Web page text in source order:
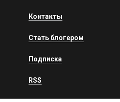
Контакты
Стать блогером
Подписка
RSS